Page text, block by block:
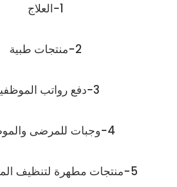
1-العلاج
2-منتجات طبية
3-دفع رواتب الموظفين
4-وجبات للمرضى والموظفين
5-منتجات مطهرة لتنظيف المستشفيات